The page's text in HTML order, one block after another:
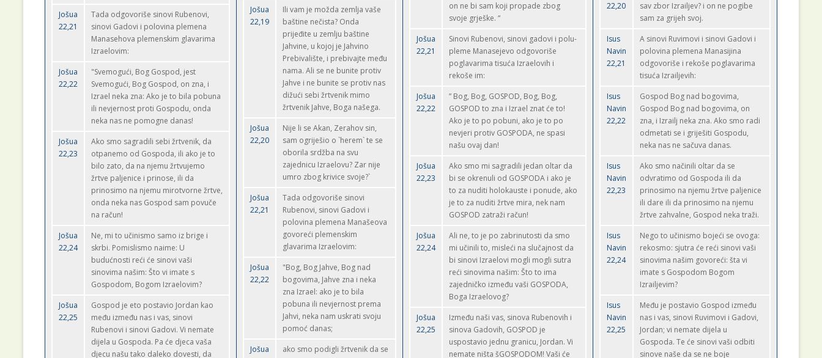
Jošua
22,21
Tada odgovoriše sinovi Rubenovi,
sinovi Gadovi i polovina plemena
Manasehova plemenskim glavarima
Izraelovim:
Jošua
22,22
"Svemogući, Bog Gospod, jest
Svemogući, Bog Gospod, on zna, i
Izrael neka zna: Ako je to bila pobuna
ili nevjernost proti Gospodu, onda
neka nas ne pomogne danas!
Jošua
22,23
Ako smo sagradili sebi žrtvenik, da
otpanemo od Gospoda, ili ako je to
bilo zato, da na njemu žrtvujemo
žrtve paljenice i prinose, ili da
prinosimo na njemu mirotvorne žrtve,
onda neka nas Gospod sam povuče
na račun!
Jošua
22,24
Ne, mi to učinismo samo iz brige i
skrbi. Pomislismo naime: U
budućnosti reći će sinovi vaši
sinovima našim: Što vi imate s
Gospodom, Bogom Izraelovim?
Jošua
22,25
Gospod je eto postavio Jordan kao
među između nas i vas, sinovi
Rubenovi i sinovi Gadovi. Vi nemate
dijela u Gospoda. Pa će djeca vaša
djecu našu tako daleko dovesti, da
Jošua
22,19
Ili vam je možda zemlja vaše
baštine nečista? Onda
prijeđite u zemlju baštine
Jahvine, u kojoj je Jahvino
Prebivalište, i prebivajte među
nama. Ali se ne bunite protiv
Jahve i ne bunite se protiv nas
dižući sebi žrtvenik mimo
žrtvenik Jahve, Boga našega.
Jošua
22,20
Nije li se Akan, Zerahov sin,
sam ogriješio o `herem` te se
oborila srdžba na svu
zajednicu Izraelovu? Zar nije
umro zbog krivice svoje?`
Jošua
22,21
Tada odgovoriše sinovi
Rubenovi, sinovi Gadovi i
polovina plemena Manašeova
govoreći plemenskim
glavarima Izraelovim:
Jošua
22,22
"Bog, Bog Jahve, Bog nad
bogovima, Jahve zna i neka
zna Izrael: ako je to bila
pobuna ili nevjernost prema
Jahvi, neka nam uskrati svoju
pomoć danas;
Jošua
ako smo podigli žrtvenik da se
on ne bi sam koji propade zbog
svoje grješke. “
Jošua
22,21
Sinovi Rubenovi, sinovi gadovi i polu-
pleme Manasejevo odgovoriše
poglavarima tisuća Izraelovih i
rekoše im:
Jošua
22,22
” Bog, Bog, GOSPOD, Bog, Bog,
GOSPOD to zna i Izrael znat će to!
Ako je to po pobuni, ako je to po
nevjeri protiv GOSPODA, ne spasi
našu ovaj dan!
Jošua
22,23
Ako smo mi sagradili jedan oltar da
bi se okrenuli od GOSPODA i ako je
to za nuditi holokauste i ponude, ako
je to za nuditi žrtve mira, nek nam
GOSPOD zatraži račun!
Jošua
22,24
Ali ne, to je po zabrinutosti da smo
mi učinili to, misleći na slučajnost da
bi sinovi Izraelovi mogli mogli sutra
reći sinovima našim: Što to ima
zajedničko između vaši GOSPODA,
Boga Izraelovog?
Jošua
22,25
Između naši vas, sinova Rubenovih i
sinova Gadovih, GOSPOD je
uspostavio jednu granicu, Jordan. Vi
nemate ništa šGOSPODOM! Vaši će
22,20
sav zbor Izrailjev? i on ne pogibe
sam za grijeh svoj.
Isus
Navin
22,21
A sinovi Ruvimovi i sinovi Gadovi i
polovina plemena Manasijina
odgovoriše i rekoše poglavarima
tisuća Izrailjevih:
Isus
Navin
22,22
Gospod Bog nad bogovima,
Gospod Bog nad bogovima, on
zna, i Izrailj neka zna. Ako smo radi
odmetati se i griješiti Gospodu,
neka nas ne sačuva danas.
Isus
Navin
22,23
Ako smo načinili oltar da se
odvratimo od Gospoda ili da
prinosimo na njemu žrtve paljenice
ili dare ili da prinosimo na njemu
žrtve zahvalne, Gospod neka traži.
Isus
Navin
22,24
Nego to učinismo bojeći se ovoga:
rekosmo: sjutra će reći sinovi vaši
sinovima našim govoreći: šta vi
imate s Gospodom Bogom
Izrailjevim?
Isus
Navin
22,25
Među je postavio Gospod između
nas i vas, sinovi Ruvimovi i Gadovi,
Jordan; vi nemate dijela u
Gospoda. Te će sinovi vaši odbiti
sinove naše da se ne boje